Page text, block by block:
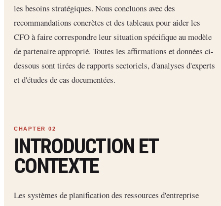
les besoins stratégiques. Nous concluons avec des
recommandations concrètes et des tableaux pour aider les
CFO à faire correspondre leur situation spécifique au modèle
de partenaire approprié. Toutes les affirmations et données ci-
dessous sont tirées de rapports sectoriels, d'analyses d'experts
et d'études de cas documentées.
INTRODUCTION ET
CONTEXTE
Les systèmes de planification des ressources d'entreprise